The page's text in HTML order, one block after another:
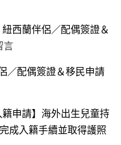
紐西蘭伴侶／配偶簽證＆
言
／配偶簽證＆移民申請
籍申請】海外出生兒童持
成入籍手續並取得護照